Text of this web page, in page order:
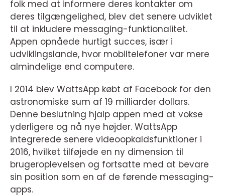
folk med at informere deres kontakter om
deres tilgængelighed, blev det senere udviklet
til at inkludere messaging-funktionalitet.
Appen opnåede hurtigt succes, især i
udviklingslande, hvor mobiltelefoner var mere
almindelige end computere.
I 2014 blev WattsApp købt af Facebook for den
astronomiske sum af 19 milliarder dollars.
Denne beslutning hjalp appen med at vokse
yderligere og nå nye højder. WattsApp
integrerede senere videoopkaldsfunktioner i
2016, hvilket tilføjede en ny dimension til
brugeroplevelsen og fortsatte med at bevare
sin position som en af de førende messaging-
apps.